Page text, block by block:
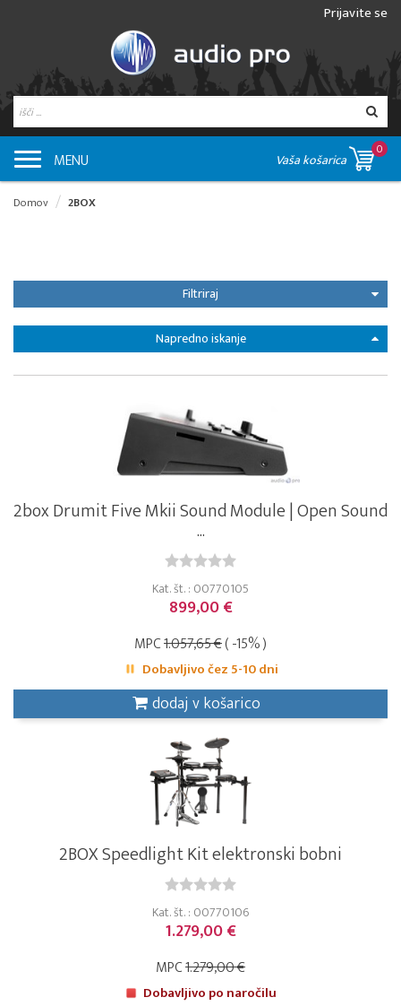
Prijavite se
MENU Vaša košarica
0
Domov 2BOX
Filtriraj
Napredno iskanje
2box Drumit Five Mkii Sound Module | Open Sound
...
Kat. št. : 00770105
899,00 €
MPC1.057,65 €( -15% )
Dobavljivo čez 5-10 dni
dodaj v košarico
2BOX Speedlight Kit elektronski bobni
Kat. št. : 00770106
1.279,00 €
MPC1.279,00 €
Dobavljivo po naročilu